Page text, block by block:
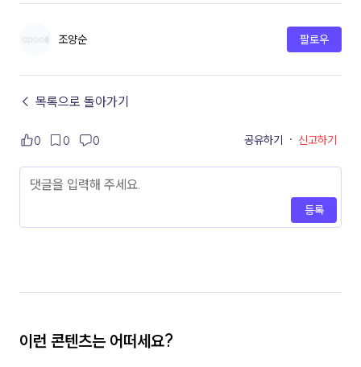
조양순 팔로우
← 목록으로 돌아가기
0 0 0 공유하기 · 신고하기
등록
이런 콘텐츠는 어떠세요?